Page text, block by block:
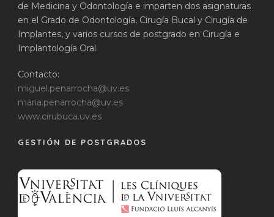
de Medicina y Odontología e imparten dos asignaturas
en el Grado de Odontología, Cirugía Bucal y Cirugía de
Implantes, y varios cursos de postgrado en Cirugía e
Implantología Oral.
Contacto:
miguel.penarrocha@uv.es
maria.penarrocha@uv.es
www.cirubuca.uv.es
GESTIÓN DE POSTGRADOS